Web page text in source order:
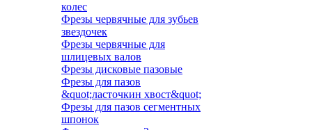
колес
Фрезы червячные для зубьев
звездочек
Фрезы червячные для
шлицевых валов
Фрезы дисковые пазовые
Фрезы для пазов
&quot;ласточкин хвост&quot;
Фрезы для пазов сегментных
шпонок